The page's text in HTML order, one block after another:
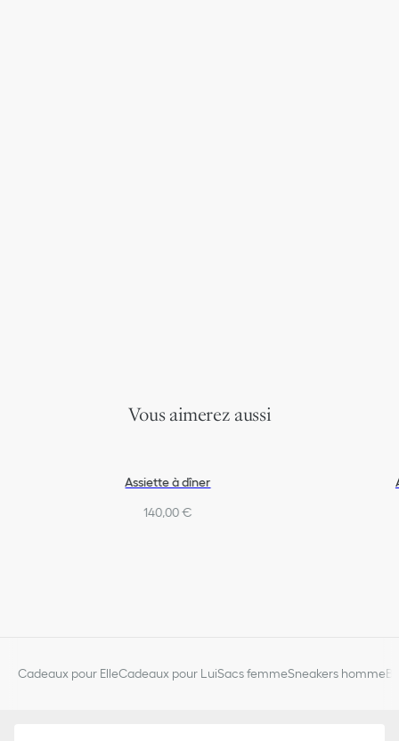
Vous aimerez aussi
Assiette à dîner
140,00 €
Cadeaux pour ElleCadeaux pour LuiSacs femmeSneakers homme